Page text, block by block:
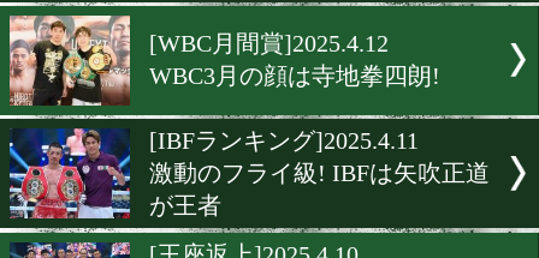
長尾朋範が30歳で初の世界
ク入り。
[日本ランキング]2025.4.26
4月は4人の新チャンピオン
生!